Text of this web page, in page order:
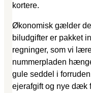
kortere.
Økonomisk gælder
biludgifter er pakket
regninger, som vi
nummerpladen
gule seddel i
ejerafgift og nye dæk